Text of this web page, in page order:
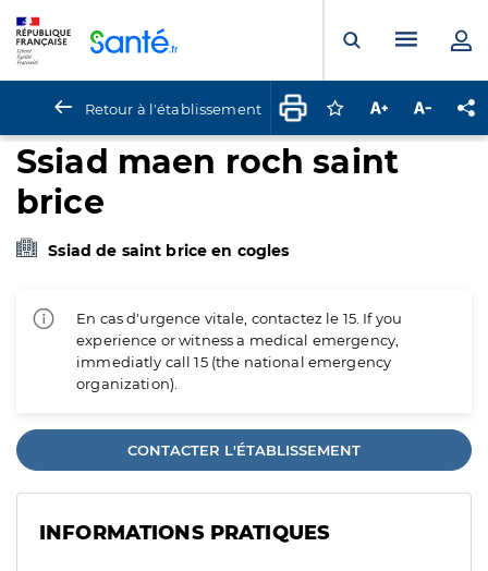
Ouvrir laMenu
Retour à l'établissement Connectez-vous
Augmenter la
Ssiad maen roch saint
brice
Ssiad de saint brice en cogles
En cas d'urgence vitale, contactez le 15. If you
experience or witness a medical emergency,
immediatly call 15 (the national emergency
organization).
CONTACTER L'ÉTABLISSEMENT
INFORMATIONS PRATIQUES